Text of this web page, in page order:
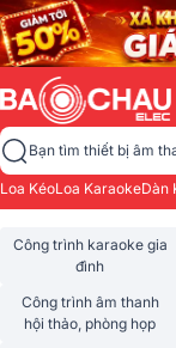
Bạn tìm thiết bị âm
Loa KéoLoa KaraokeDàn
Công trình karaoke gia
đình
Công trình âm thanh
hội thảo, phòng họp